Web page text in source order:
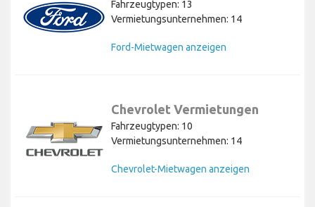
Fahrzeugtypen: 13
Vermietungsunternehmen: 14
Ford-Mietwagen anzeigen
Chevrolet Vermietungen
Fahrzeugtypen: 10
Vermietungsunternehmen: 14
Chevrolet-Mietwagen anzeigen